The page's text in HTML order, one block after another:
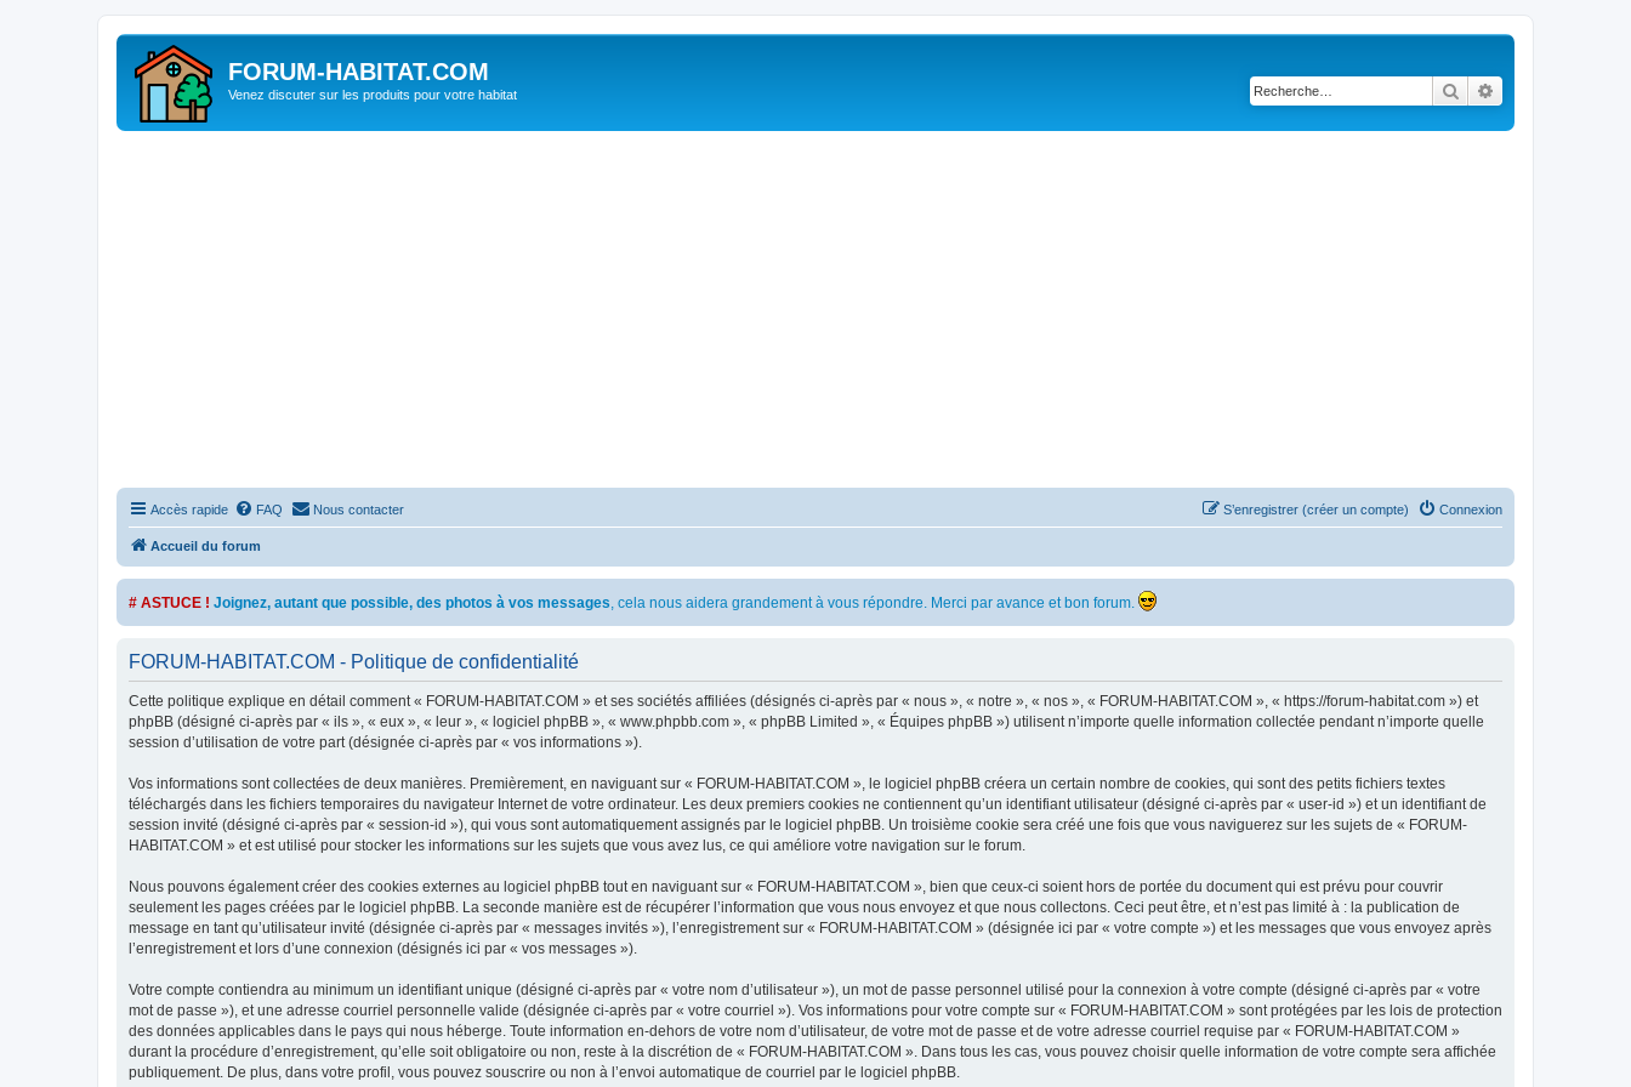
FORUM-HABITAT.COM
Venez discuter sur les produits pour votre habitat Rechercher
Accès rapide FAQ Nous contacter Connexion
S’enregistrer (créer un compte)
Accueil du forum
# ASTUCE ! Joignez, autant que possible, des photos à vos messages, cela nous aidera grandement à vous répondre. Merci par avance et bon forum.
FORUM-HABITAT.COM - Politique de confidentialité
Cette politique explique en détail comment « FORUM-HABITAT.COM » et ses sociétés affiliées (désignés ci-après par « nous », « notre », « nos », « FORUM-HABITAT.COM », « https://forum-habitat.com ») et
phpBB (désigné ci-après par « ils », « eux », « leur », « logiciel phpBB », « www.phpbb.com », « phpBB Limited », « Équipes phpBB ») utilisent n’importe quelle information collectée pendant n’importe quelle
session d’utilisation de votre part (désignée ci-après par « vos informations »).
Vos informations sont collectées de deux manières. Premièrement, en naviguant sur « FORUM-HABITAT.COM », le logiciel phpBB créera un certain nombre de cookies, qui sont des petits fichiers textes
téléchargés dans les fichiers temporaires du navigateur Internet de votre ordinateur. Les deux premiers cookies ne contiennent qu’un identifiant utilisateur (désigné ci-après par « user-id ») et un identifiant de
session invité (désigné ci-après par « session-id »), qui vous sont automatiquement assignés par le logiciel phpBB. Un troisième cookie sera créé une fois que vous naviguerez sur les sujets de « FORUM-
HABITAT.COM » et est utilisé pour stocker les informations sur les sujets que vous avez lus, ce qui améliore votre navigation sur le forum.
Nous pouvons également créer des cookies externes au logiciel phpBB tout en naviguant sur « FORUM-HABITAT.COM », bien que ceux-ci soient hors de portée du document qui est prévu pour couvrir
seulement les pages créées par le logiciel phpBB. La seconde manière est de récupérer l’information que vous nous envoyez et que nous collectons. Ceci peut être, et n’est pas limité à : la publication de
message en tant qu’utilisateur invité (désignée ci-après par « messages invités »), l’enregistrement sur « FORUM-HABITAT.COM » (désignée ici par « votre compte ») et les messages que vous envoyez après
l’enregistrement et lors d’une connexion (désignés ici par « vos messages »).
Votre compte contiendra au minimum un identifiant unique (désigné ci-après par « votre nom d’utilisateur »), un mot de passe personnel utilisé pour la connexion à votre compte (désigné ci-après par « votre
mot de passe »), et une adresse courriel personnelle valide (désignée ci-après par « votre courriel »). Vos informations pour votre compte sur « FORUM-HABITAT.COM » sont protégées par les lois de protection
des données applicables dans le pays qui nous héberge. Toute information en-dehors de votre nom d’utilisateur, de votre mot de passe et de votre adresse courriel requise par « FORUM-HABITAT.COM »
durant la procédure d’enregistrement, qu’elle soit obligatoire ou non, reste à la discrétion de « FORUM-HABITAT.COM ». Dans tous les cas, vous pouvez choisir quelle information de votre compte sera affichée
publiquement. De plus, dans votre profil, vous pouvez souscrire ou non à l’envoi automatique de courriel par le logiciel phpBB.